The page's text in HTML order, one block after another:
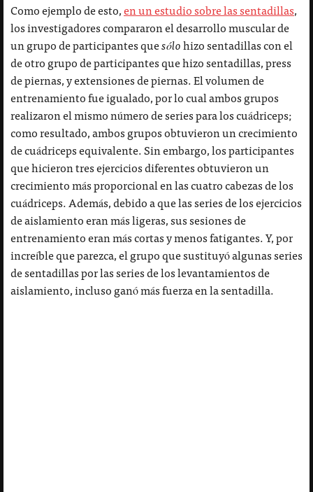
Como ejemplo de esto,en un estudio sobre las sentadillas,
los investigadores compararon el desarrollo muscular de
un grupo de participantes quesólohizo sentadillas con el
de otro grupo de participantes que hizo sentadillas, press
de piernas, y extensiones de piernas. El volumen de
entrenamiento fue igualado, por lo cual ambos grupos
realizaron el mismo número de series para los cuádriceps;
como resultado, ambos grupos obtuvieron un crecimiento
de cuádriceps equivalente. Sin embargo, los participantes
que hicieron tres ejercicios diferentes obtuvieron un
crecimiento más proporcional en las cuatro cabezas de los
cuádriceps. Además, debido a que las series de los ejercicios
de aislamiento eran más ligeras, sus sesiones de
entrenamiento eran más cortas y menos fatigantes. Y, por
increíble que parezca, el grupo que sustituyó algunas series
de sentadillas por las series de los levantamientos de
aislamiento, incluso ganó más fuerza en la sentadilla.